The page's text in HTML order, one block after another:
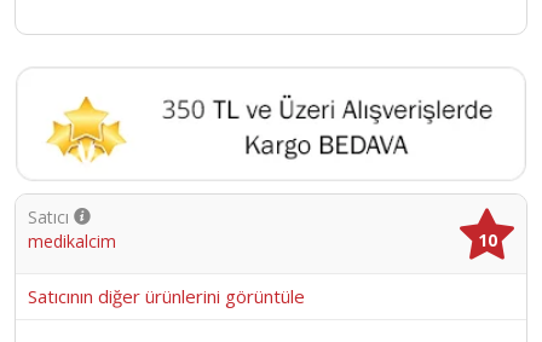
Satıcı
medikalcim
10
Satıcının diğer ürünlerini görüntüle